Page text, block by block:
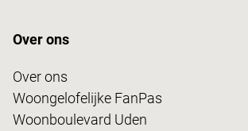
Over ons
Over ons
Woongelofelijke FanPas
Woonboulevard Uden